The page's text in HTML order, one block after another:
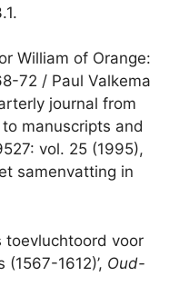
William of Orange:
72 / Paul Valkema
journal from
manuscripts and
vol. 25 (1995),
samenvatting in
toevluchtoord voor
1612)’, Oud-